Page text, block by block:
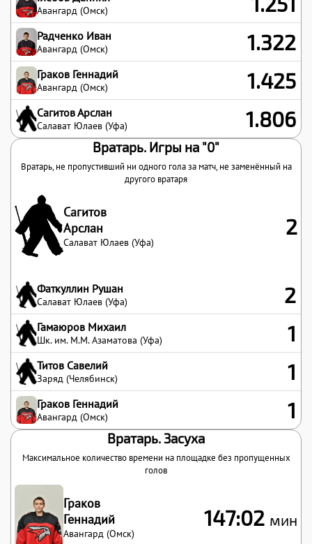
Авангард (Омск)
Радченко Иван
Авангард (Омск) 1.322
Граков Геннадий
Авангард (Омск) 1.425
Сагитов Арслан
Салават Юлаев (Уфа) 1.806
Вратарь. Игры на "0"
Вратарь, не пропустивший ни одного гола за матч, не заменённый на
другого вратаря
Сагитов
Арслан
Салават Юлаев (Уфа)
2
Фаткуллин Рушан
Салават Юлаев (Уфа) 2
Гамаюров Михаил
Шк. им. М.М. Азаматова (Уфа) 1
Титов Савелий
Заряд (Челябинск) 1
Граков Геннадий
Авангард (Омск) 1
Вратарь. Засуха
Максимальное количество времени на площадке без пропущенных
голов
Граков
Геннадий
Авангард (Омск)
147:02 мин